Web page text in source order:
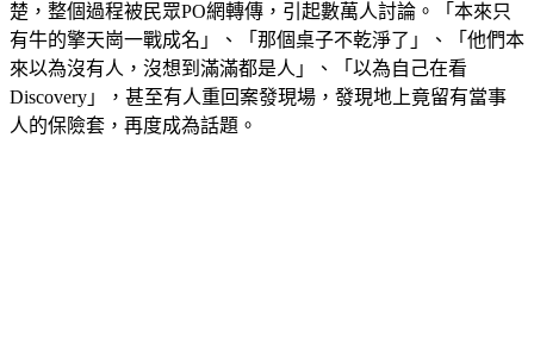
有牛的擎天崗一戰成名」、「那個桌子不乾淨了」、「他們本
來以為沒有人，沒想到滿滿都是人」、「以為自己在看
Discovery」，甚至有人重回案發現場，發現地上竟留有當事
人的保險套，再度成為話題。